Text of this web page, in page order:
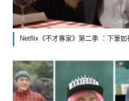
Netflix《不才專家》第二季 ：下筆